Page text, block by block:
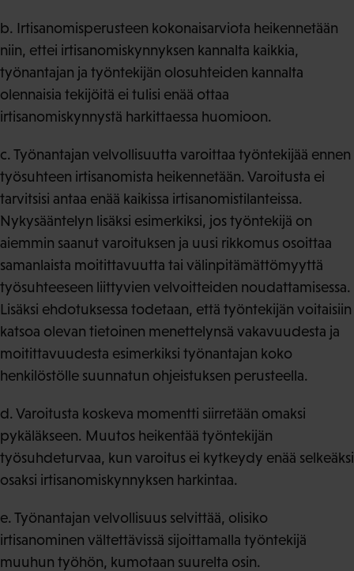
b. Irtisanomisperusteen kokonaisarviota heikennetään
niin, ettei irtisanomiskynnyksen kannalta kaikkia,
työnantajan ja työntekijän olosuhteiden kannalta
olennaisia tekijöitä ei tulisi enää ottaa
irtisanomiskynnystä harkittaessa huomioon.
c. Työnantajan velvollisuutta varoittaa työntekijää ennen
työsuhteen irtisanomista heikennetään. Varoitusta ei
tarvitsisi antaa enää kaikissa irtisanomistilanteissa.
Nykysääntelyn lisäksi esimerkiksi, jos työntekijä on
aiemmin saanut varoituksen ja uusi rikkomus osoittaa
samanlaista moitittavuutta tai välinpitämättömyyttä
työsuhteeseen liittyvien velvoitteiden noudattamisessa.
Lisäksi ehdotuksessa todetaan, että työntekijän voitaisiin
katsoa olevan tietoinen menettelynsä vakavuudesta ja
moitittavuudesta esimerkiksi työnantajan koko
henkilöstölle suunnatun ohjeistuksen perusteella.
d. Varoitusta koskeva momentti siirretään omaksi
pykäläkseen. Muutos heikentää työntekijän
työsuhdeturvaa, kun varoitus ei kytkeydy enää selkeäksi
osaksi irtisanomiskynnyksen harkintaa.
e. Työnantajan velvollisuus selvittää, olisiko
irtisanominen vältettävissä sijoittamalla työntekijä
muuhun työhön, kumotaan suurelta osin.